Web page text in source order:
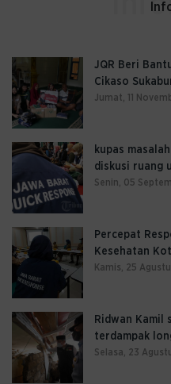
JQR Beri
Cikaso
Jumat, 11
kupas
diskusi ruang
Senin, 05
Percepat
Kesehatan
Kamis, 25
Ridwan Kamil
terdampak
Selasa, 23